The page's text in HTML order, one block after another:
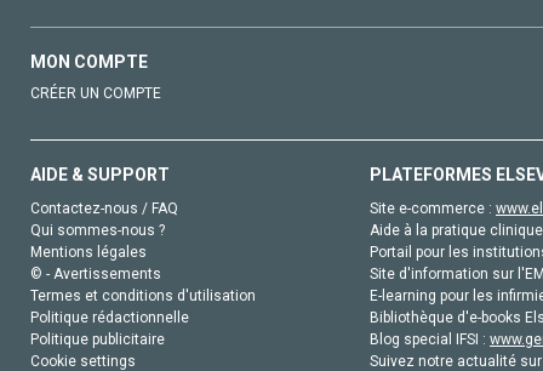
MON COMPTE
CRÉER UN COMPTE
AIDE & SUPPORT
Contactez-nous / FAQ
Qui sommes-nous ?
Mentions légales
© - Avertissements
Termes et conditions d'utilisation
Politique rédactionnelle
Politique publicitaire
Cookie settings
PLATEFORMES
Site e-commerce :
Aide à la pratique
Portail pour les
Site d'information sur
E-learning pour les
Bibliothèque d'e-books
Blog special IFSI :
Suivez notre actualité